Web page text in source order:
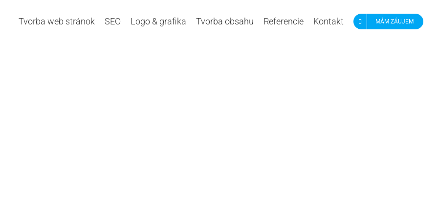
Tvorba web stránok SEO Logo & grafika Tvorba obsahu Referencie Kontakt MÁM ZÁUJEM